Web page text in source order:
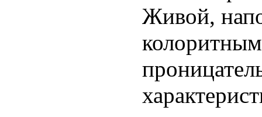
Живой,